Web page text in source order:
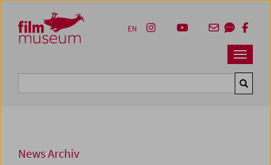
Zum Inhalt
Zum Hauptmenü
Zur Servicenavigation
Zum Suche
Navbar
EN
News Archiv